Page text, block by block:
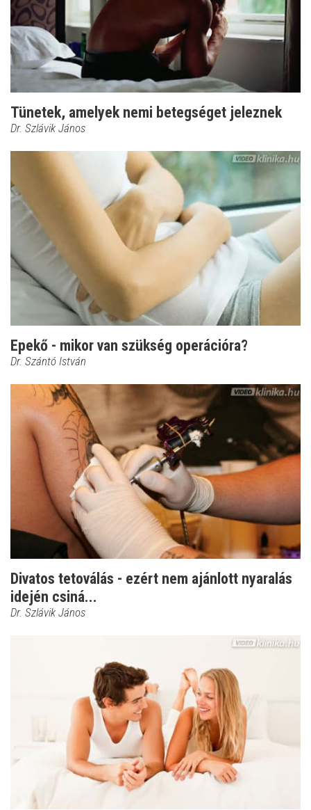
Tünetek, amelyek nemi betegséget jeleznek
Dr. Szlávik János
Epekő - mikor van szükség operációra?
Dr. Szántó István
Divatos tetoválás - ezért nem ajánlott nyaralás
idején csiná...
Dr. Szlávik János